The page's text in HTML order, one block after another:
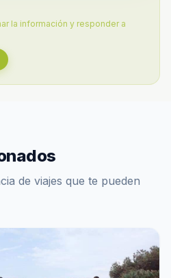
la información y responder a
de viajes que te pueden